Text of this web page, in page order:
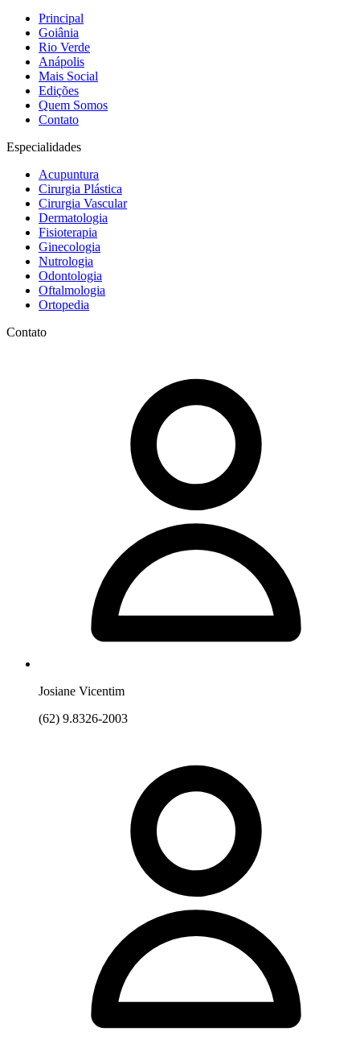
Principal
Goiânia
Rio Verde
Anápolis
Mais Social
Edições
Quem Somos
Contato
Especialidades
Acupuntura
Cirurgia Plástica
Cirurgia Vascular
Dermatologia
Fisioterapia
Ginecologia
Nutrologia
Odontologia
Oftalmologia
Ortopedia
Contato
Josiane Vicentim
(62) 9.8326-2003